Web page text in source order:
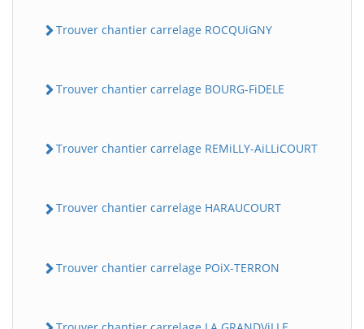
Trouver chantier carrelage ROCQUiGNY
Trouver chantier carrelage BOURG-FiDELE
Trouver chantier carrelage REMiLLY-AiLLiCOURT
Trouver chantier carrelage HARAUCOURT
Trouver chantier carrelage POiX-TERRON